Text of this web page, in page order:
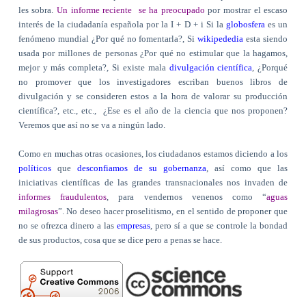
les sobra.Un informe reciente se ha preocupado por mostrar el escaso
interés de la ciudadanía española por la I + D + i Si la globosfera es un
fenómeno mundial ¿Por qué no fomentarla?, Si wikipededia esta siendo
usada por millones de personas ¿Por qué no estimular que la hagamos,
mejor y más completa?, Si existe mala divulgación científica , ¿Porqué
no promover que los investigadores escriban buenos libros de
divulgación y se consideren estos a la hora de valorar su producción
científica?, etc., etc.,
¿Ese es el año de la ciencia que nos proponen?
Veremos que así no se va a ningún lado.
Como en muchas otras ocasiones, los ciudadanos estamos diciendo a los
políticosque desconfiamos de su gobernanza , así como que las
iniciativas científicas de las grandes transnacionales nos invaden de
informes fraudulentos , para vendernos venenos como “aguas
milagrosas”. No deseo hacer proselitismo, en el sentido de proponer que
no se ofrezca dinero a las empresas, pero sí a que se controle la bondad
de sus productos, cosa que se dice pero a penas se hace.